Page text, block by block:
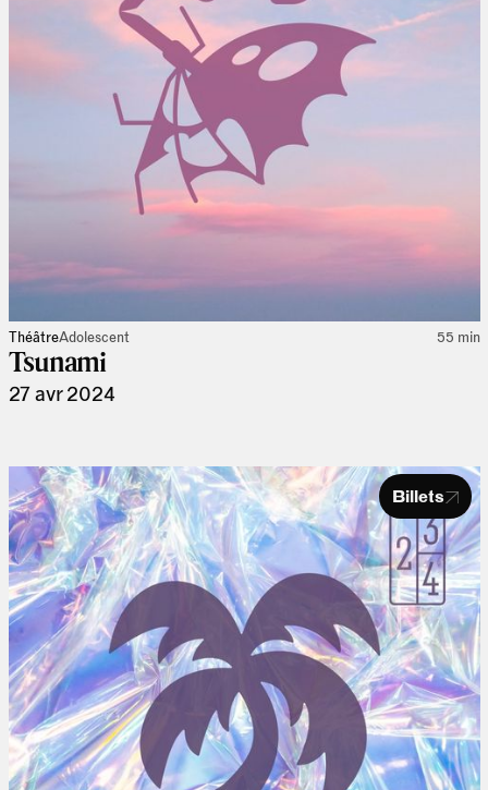
ThéâtreAdolescent 55 min
Tsunami
27 avr 2024
Billets